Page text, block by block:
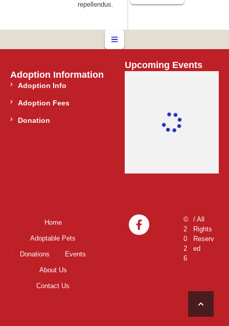
repellendus.
Adoption Information
Adoption Info
Adoption Fees
Donation
Upcoming Events
Home
Adoptable Pets
Donations Events
About Us
Contact Us
©
2
0
2
6
/ All
Rights
Reserv
ed